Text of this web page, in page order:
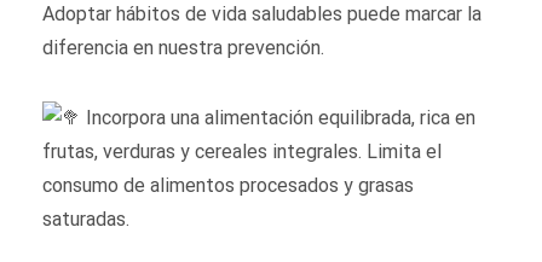
Adoptar hábitos de vida saludables puede marcar la
diferencia en nuestra prevención.
Incorpora una alimentación equilibrada, rica en
frutas, verduras y cereales integrales. Limita el
consumo de alimentos procesados y grasas
saturadas.